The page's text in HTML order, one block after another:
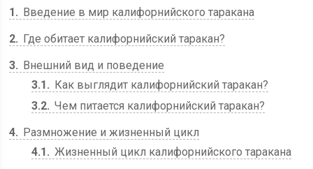
1
Введение в мир калифорнийского таракана
2
Где обитает калифорнийский таракан?
3
Внешний вид и поведение
3.1
Как выглядит калифорнийский таракан?
3.2 Чем питается калифорнийский таракан?
4
Размножение и жизненный цикл
4.1
Жизненный цикл калифорнийского таракана